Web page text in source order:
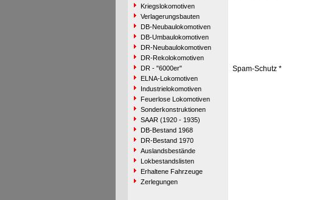
Kriegslokomotiven
Verlagerungsbauten
DB-Neubaulokomotiven
DB-Umbaulokomotiven
DR-Neubaulokomotiven
DR-Rekolokomotiven
DR - "6000er"
ELNA-Lokomotiven
Industrielokomotiven
Feuerlose Lokomotiven
Sonderkonstruktionen
SAAR (1920 - 1935)
DB-Bestand 1968
DR-Bestand 1970
Auslandsbestände
Lokbestandslisten
Erhaltene Fahrzeuge
Zerlegungen
Spam-Schutz *